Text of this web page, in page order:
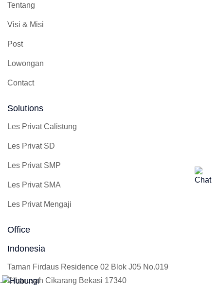
Tentang
Visi & Misi
Post
Lowongan
Contact
Solutions
Les Privat Calistung
Les Privat SD
Les Privat SMP
Les Privat SMA
Les Privat Mengaji
Office
Indonesia
Taman Firdaus Residence 02 Blok J05 No.019
Cibarusah Cikarang Bekasi 17340
.